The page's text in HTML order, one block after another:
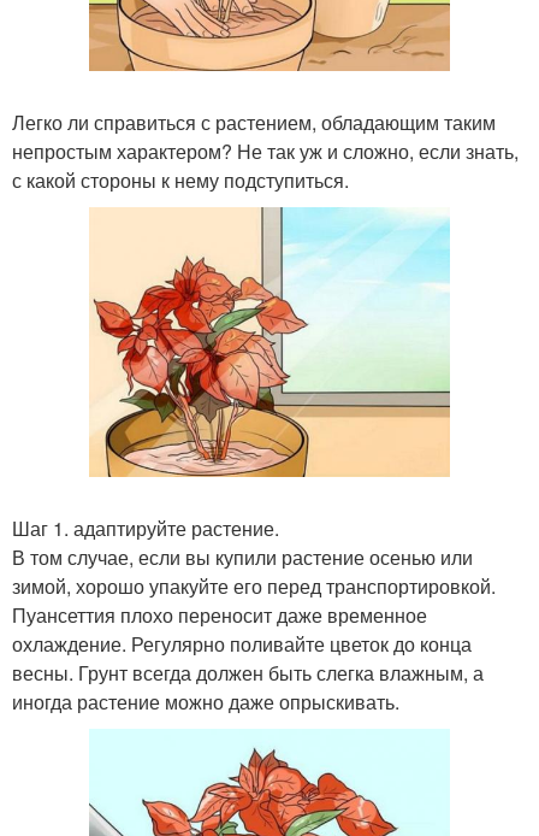
Легко ли справиться с растением, обладающим таким
непростым характером? Не так уж и сложно, если знать,
с какой стороны к нему подступиться.
Шаг 1. адаптируйте растение.
В том случае, если вы купили растение осенью или
зимой, хорошо упакуйте его перед транспортировкой.
Пуансеттия плохо переносит даже временное
охлаждение. Регулярно поливайте цветок до конца
весны. Грунт всегда должен быть слегка влажным, а
иногда растение можно даже опрыскивать.